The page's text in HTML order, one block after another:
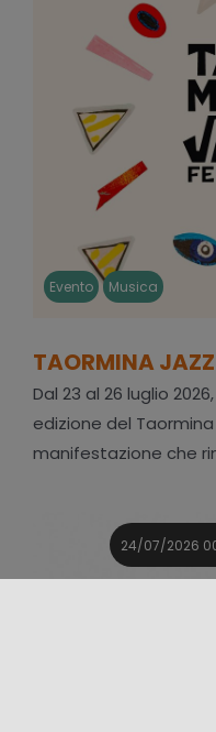
Evento Musica
TAORMINA
Dal 23 al 26 luglio
edizione del
manifestazione che
24/07/2026